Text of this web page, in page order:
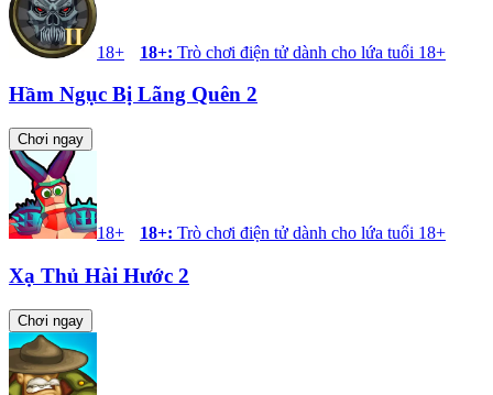
18+ 18+: Trò chơi điện tử dành cho lứa tuổi 18+
Hầm Ngục Bị Lãng Quên 2
Chơi ngay
18+ 18+: Trò chơi điện tử dành cho lứa tuổi 18+
Xạ Thủ Hài Hước 2
Chơi ngay